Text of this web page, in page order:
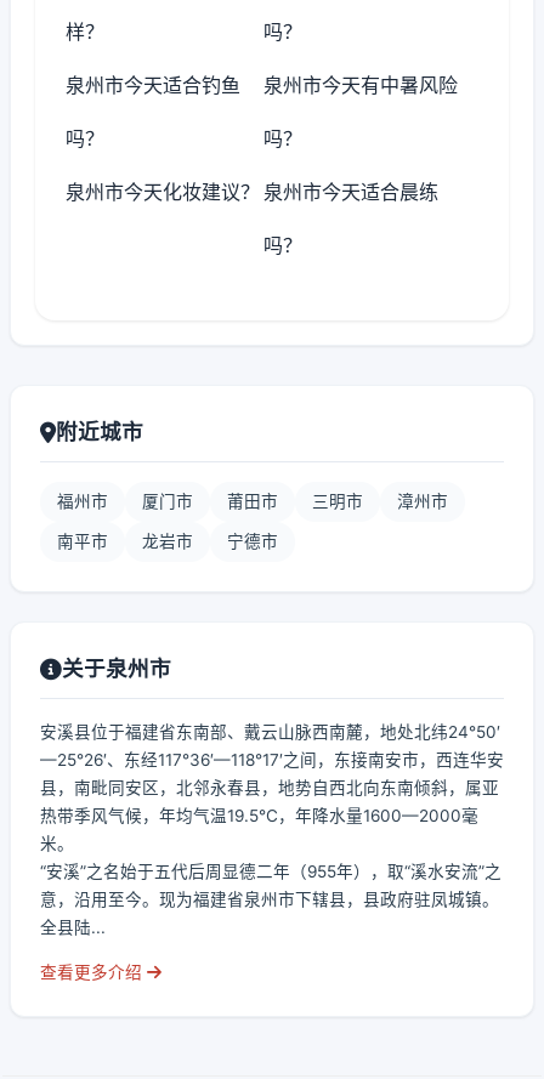
样？ 吗？
泉州市今天适合钓鱼
吗？
泉州市今天有中暑风险
吗？
泉州市今天化妆建议？ 泉州市今天适合晨练
吗？
附近城市
福州市 厦门市 莆田市 三明市 漳州市
南平市 龙岩市 宁德市
关于泉州市
安溪县位于福建省东南部、戴云山脉西南麓，地处北纬24°50′
—25°26′、东经117°36′—118°17′之间，东接南安市，西连华安
县，南毗同安区，北邻永春县，地势自西北向东南倾斜，属亚
热带季风气候，年均气温19.5℃，年降水量1600—2000毫
米。
“安溪”之名始于五代后周显德二年（955年），取“溪水安流”之
意，沿用至今。现为福建省泉州市下辖县，县政府驻凤城镇。
全县陆...
查看更多介绍